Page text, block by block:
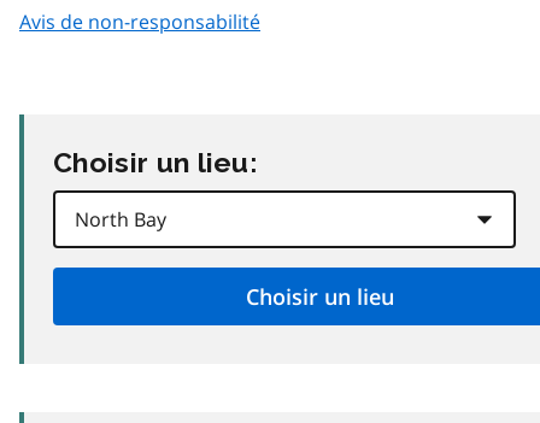
Avis de non-responsabilité
Choisir un lieu: